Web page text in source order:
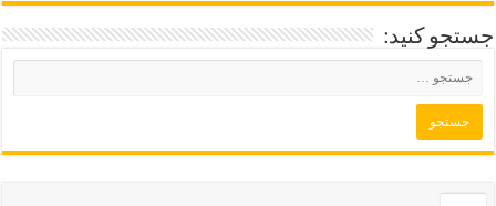
جستجو کنید: